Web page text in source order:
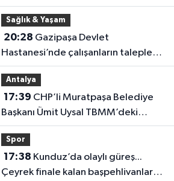
oldu!
Sağlık & Yaşam
20:28
Hastanesi’nde çalışanların talepleri
masaya yatırıldı
Antalya
17:39
Başkanı Ümit Uysal TBMM’deki
yasaya tepki gösterdi
Spor
17:38
Çeyrek finale kalan başpehlivanlar